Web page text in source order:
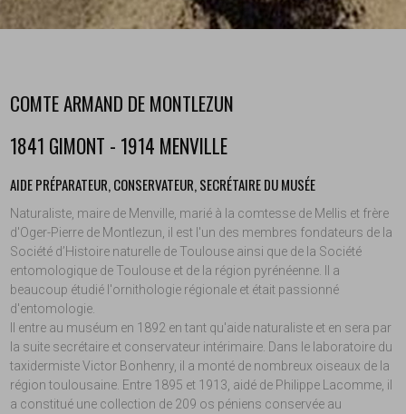
COMTE ARMAND DE MONTLEZUN
1841 GIMONT - 1914 MENVILLE
AIDE PRÉPARATEUR, CONSERVATEUR, SECRÉTAIRE DU MUSÉE
Naturaliste, maire de Menville, marié à la comtesse de Mellis et frère
d'Oger-Pierre de Montlezun, il est l'un des membres fondateurs de la
Société d’Histoire naturelle de Toulouse ainsi que de la Société
entomologique de Toulouse et de la région pyrénéenne. Il a
beaucoup étudié l'ornithologie régionale et était passionné
d'entomologie.
Il entre au muséum en 1892 en tant qu'aide naturaliste et en sera par
la suite secrétaire et conservateur intérimaire. Dans le laboratoire du
taxidermiste Victor Bonhenry, il a monté de nombreux oiseaux de la
région toulousaine. Entre 1895 et 1913, aidé de Philippe Lacomme, il
a constitué une collection de 209 os péniens conservée au